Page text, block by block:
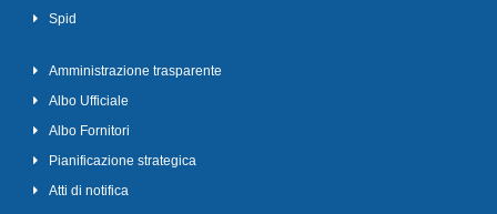
Spid
Amministrazione trasparente
Albo Ufficiale
Albo Fornitori
Pianificazione strategica
Atti di notifica